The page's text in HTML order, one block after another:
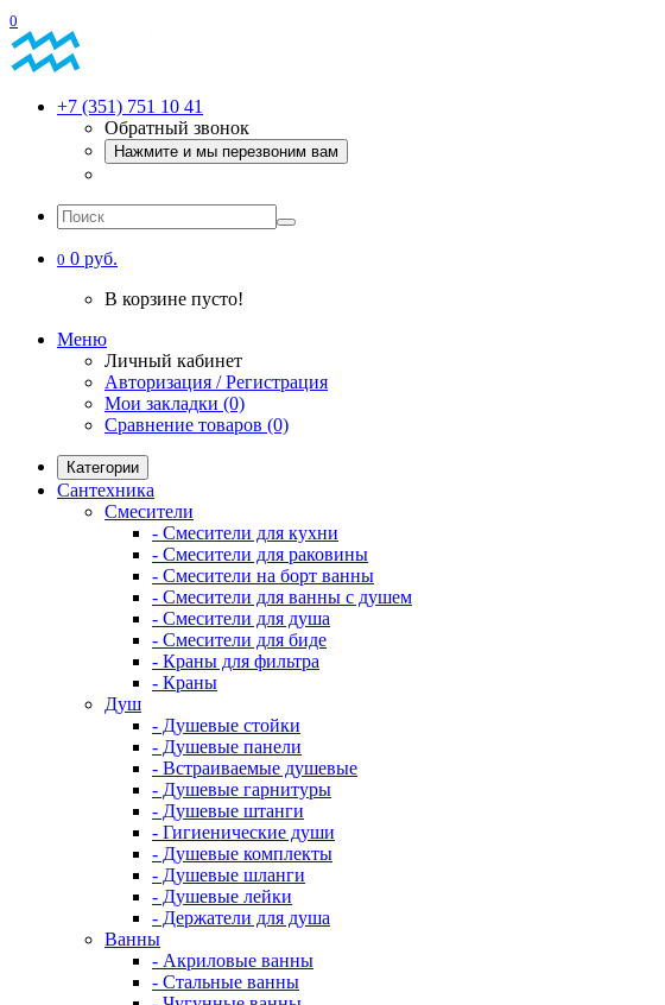
0
+7 (351) 751 10 41
Обратный звонок
Нажмите и мы перезвоним вам
0 0 руб.
В корзине пусто!
Меню
Личный кабинет
Авторизация / Регистрация
Мои закладки (0)
Сравнение товаров (0)
Категории
Сантехника
Смесители
- Смесители для кухни
- Смесители для раковины
- Смесители на борт ванны
- Смесители для ванны с душем
- Смесители для душа
- Смесители для биде
- Краны для фильтра
- Краны
Душ
- Душевые стойки
- Душевые панели
- Встраиваемые душевые
- Душевые гарнитуры
- Душевые штанги
- Гигиенические души
- Душевые комплекты
- Душевые шланги
- Душевые лейки
- Держатели для душа
Ванны
- Акриловые ванны
- Стальные ванны